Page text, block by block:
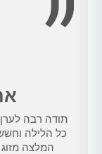
תודה רבה לערן
כל הלילה
המלצה